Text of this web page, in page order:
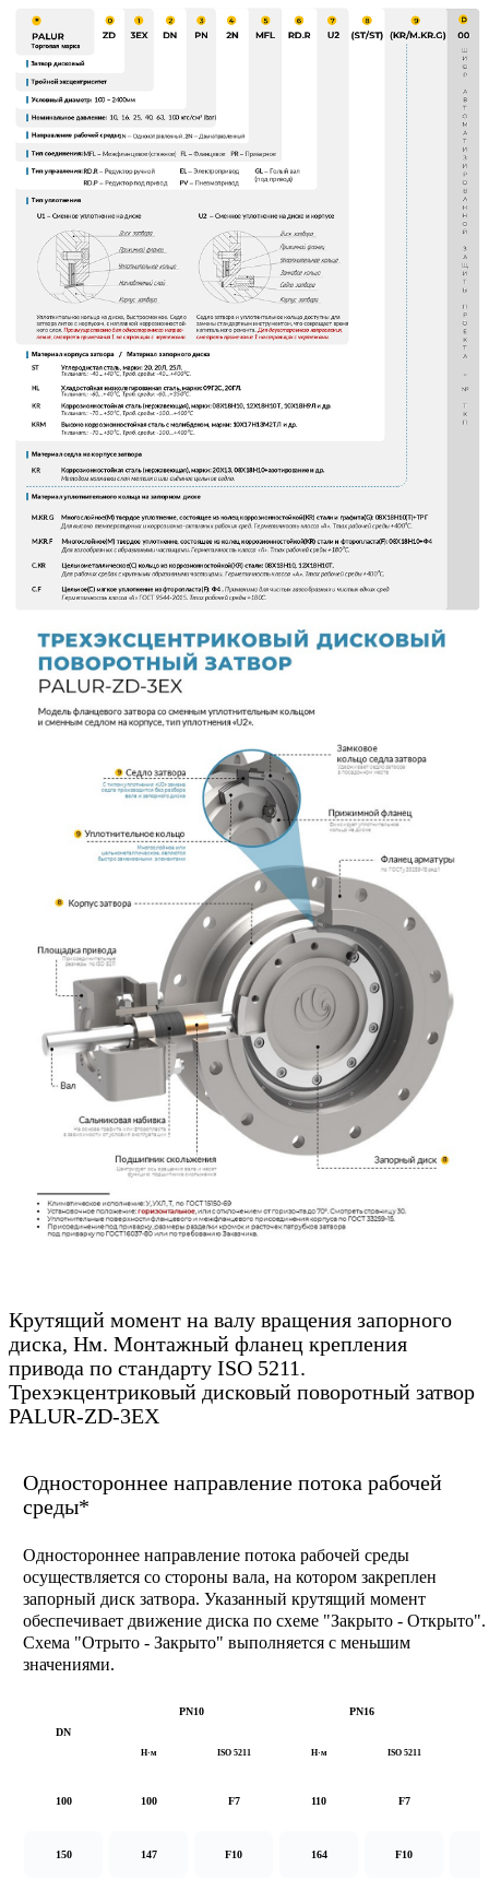
Крутящий момент на валу вращения запорного
диска, Нм. Монтажный фланец крепления
привода по стандарту ISO 5211.
Трехэкцентриковый дисковый поворотный затвор
PALUR-ZD-3EX
Одностороннее направление потока рабочей
среды*
Одностороннее направление потока рабочей среды
осуществляется со стороны вала, на котором закреплен
запорный диск затвора. Указанный крутящий момент
обеспечивает движение диска по схеме "Закрыто - Открыто".
Схема "Отрыто - Закрыто" выполняется с меньшим
значениями.
DN
PN10 PN16
Н·м ISO 5211 Н·м ISO 5211
100 100 F7 110 F7
150 147 F10 164 F10